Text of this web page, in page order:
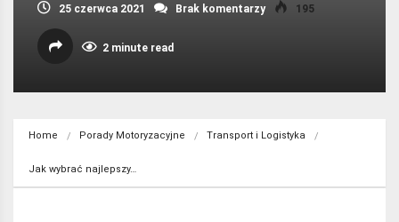
25 czerwca 2021 Brak komentarzy 195
2 minute read
Home Porady Motoryzacyjne Transport i Logistyka
Jak wybrać najlepszy…